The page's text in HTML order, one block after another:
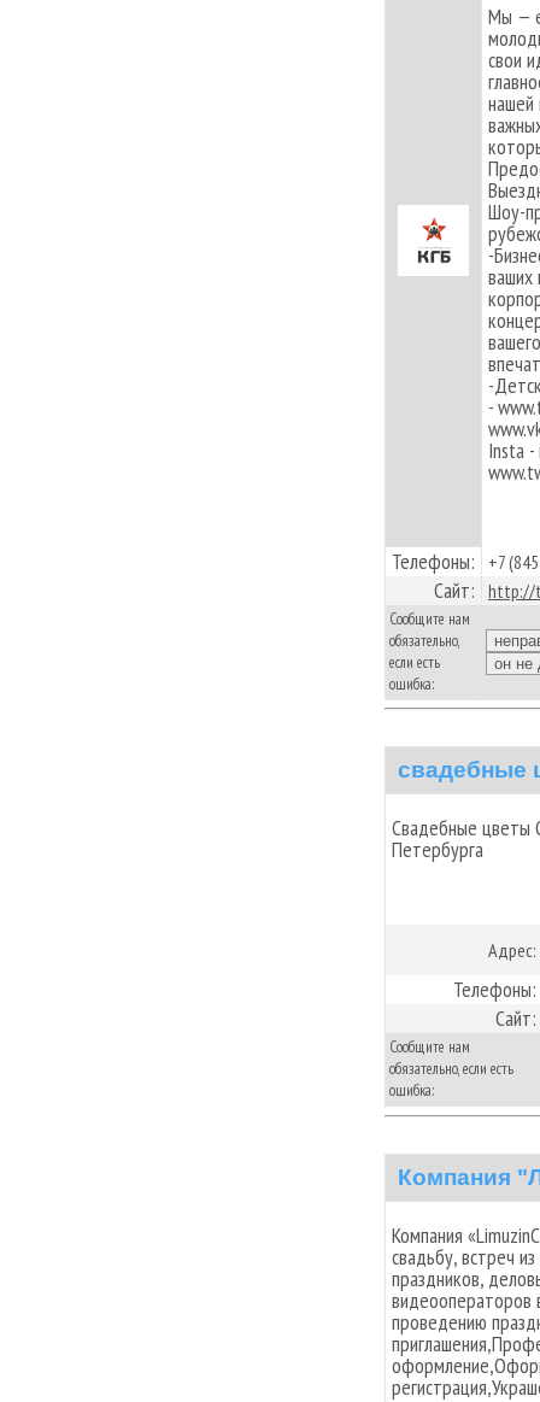
Мы —
свои
нашей
Шоу-
-
ваших
-
-
Insta
Телефоны: +7
Сайт: http://
Сообщите нам
обязательно,
если есть
ошибка:
свадебные
Свадебные цветы
Петербурга
Адрес:
Телефоны:
Сайт:
Сообщите нам
обязательно, если есть
ошибка:
Компания
Компания
свадьбу, встреч
праздников,
видеооператоров
проведению